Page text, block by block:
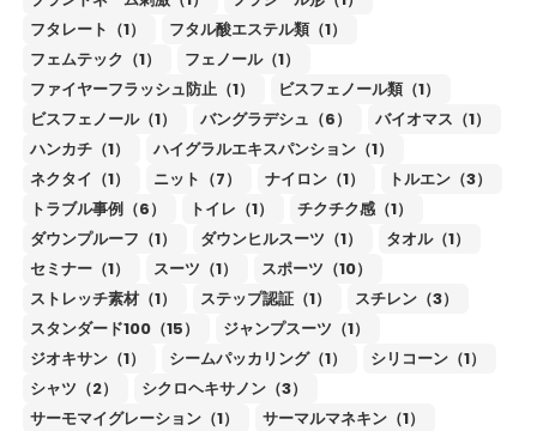
フタレート（1）
フタル酸エステル類（1）
フェムテック（1）
フェノール（1）
ファイヤーフラッシュ防止（1）
ビスフェノール類（1）
ビスフェノール（1）
バングラデシュ（6）
バイオマス（1）
ハンカチ（1）
ハイグラルエキスパンション（1）
ネクタイ（1）
ニット（7） ナイロン（1）
トルエン（3）
トラブル事例（6）
トイレ（1）
チクチク感（1）
ダウンプルーフ（1）
ダウンヒルスーツ（1）
タオル（1）
セミナー（1）
スーツ（1）
スポーツ（10）
ストレッチ素材（1）
ステップ認証（1）
スチレン（3）
スタンダード100（15）
ジャンプスーツ（1）
ジオキサン（1）
シームパッカリング（1）
シリコーン（1）
シャツ（2）
シクロヘキサノン（3）
サーモマイグレーション（1）
サーマルマネキン（1）